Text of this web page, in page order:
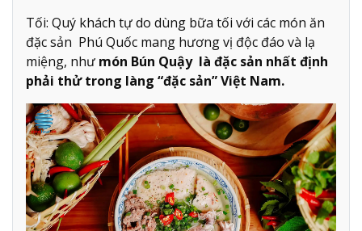
Tối: Quý khách tự do dùng bữa tối với các món ăn
đặc sản Phú Quốc mang hương vị độc đáo và lạ
miệng, như món Bún Quậy là đặc sản nhất định
phải thử trong làng “đặc sản” Việt Nam.